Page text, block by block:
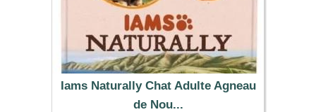
Iams Naturally Chat Adulte Agneau
de Nou...